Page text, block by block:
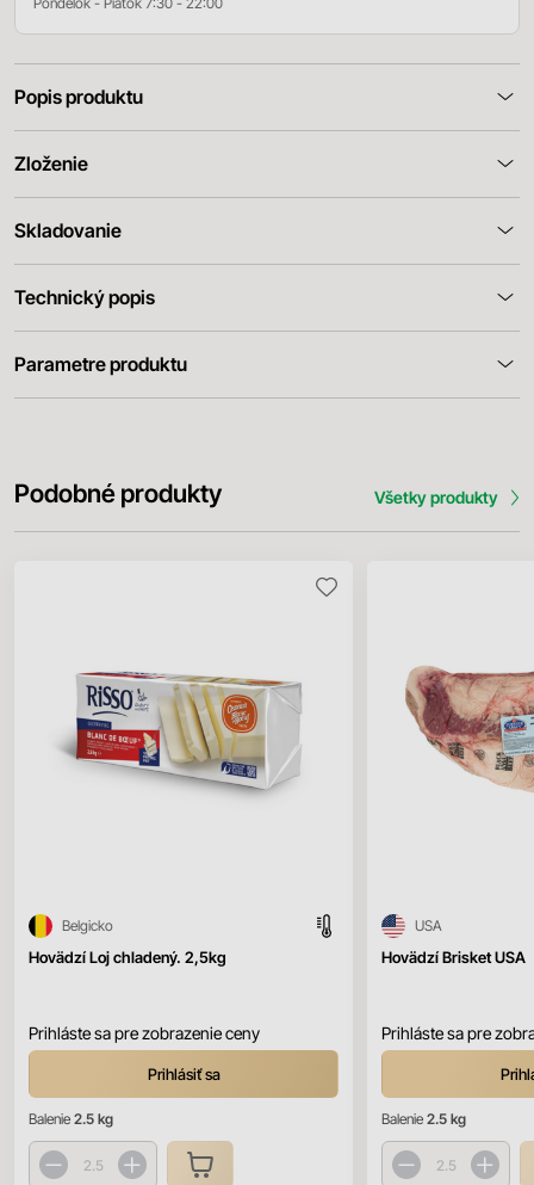
Popis produktu
Zloženie
Skladovanie
Technický popis
Parametre produktu
Podobné produkty Všetky produkty
Hovädzí Loj chladený. 2,5kg
Belgicko
Prihláste sa pre zobrazenie ceny
Prihlásiť sa
Balenie 2.5 kg
Hovädzí Brisket USA
USA
Prihláste sa pre
Balenie 2.5 kg